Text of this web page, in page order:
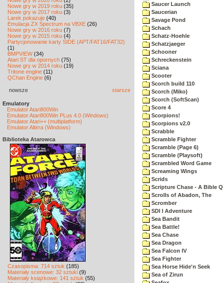
Nowe gry w 2019 roku (35)
Nowe gry w 2017 roku (3)
Larek pokazuje (40)
Emulacja ZX Spectrum na VBXE (26)
Nowe gry w 2016 roku (7)
Nowe gry w 2015 roku (4)
Partycjonowanie karty SIDE (APT/FAT16/FAT32)
(1)
BMPVIEW(34)
Atari ST dla opornych (75)
Nowe gry w 2014 roku (19)
Tritone engine (11)
QChan Engine (6)
nowsze starsze
Emulatory
Emulator Atari800Win
Emulator Atari800Win PLus 4.0 (Windows)
Emulator Atari++ (multiplatform)
Emulator Altirra (Windows)
Biblioteka Atarowca
Czasopisma: 714 sztuk (185)
Materiały scenowe: 32 sztuki (9)
Materiały książkowe: 141 sztuk (55)
Saucer Launch
Saucerian
Savage Pond
Schach
Schatz-Hoehle
Schatzjaeger
Schooner
Schreckenstein
Sciana
Scooter
Scorch build 110
Scorch (Miko)
Scorch (SoftScan)
Score 4
Scorpions!
Scorpions v2.0
Scrabble
Scramble Fighter
Scramble (Page 6)
Scramble (Playsoft)
Scrambled Word Game
Screaming Wings
Scrids
Scripture Chase - A Bible
Scrolls of Abadon, The
Scromber
SDI I Adventure
Sea Bandit
Sea Battle!
Sea Chase
Sea Dragon
Sea Falcon IV
Sea Fighter
Sea Horse Hide'n Seek
Sea of Zirun